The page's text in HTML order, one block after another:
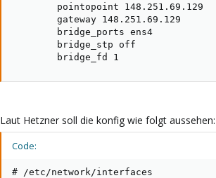
        pointopoint 148.251.69.129
        gateway 148.251.69.129
        bridge_ports ens4
        bridge_stp off
        bridge_fd 1
Laut Hetzner soll die konfig wie folgt aussehen:
Code:
# /etc/network/interfaces